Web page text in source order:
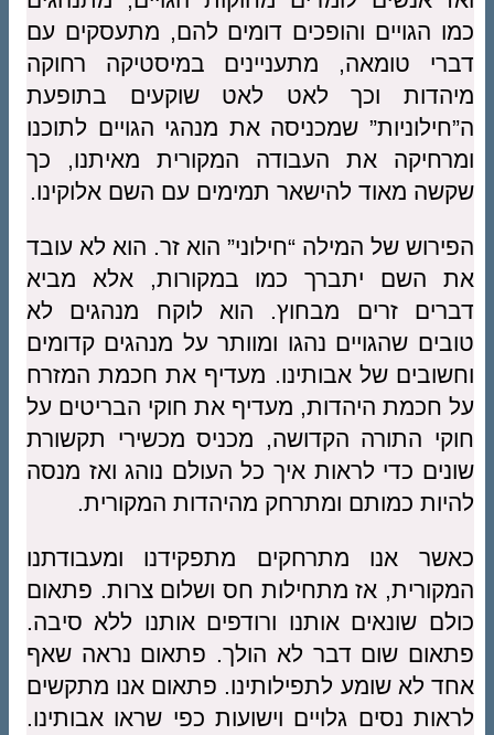
כמו הגויים והופכים דומים להם, מתעסקים עם
דברי טומאה, מתעניינים במיסטיקה רחוקה
מיהדות וכך לאט לאט שוקעים בתופעת
ה”חילוניות” שמכניסה את מנהגי הגויים לתוכנו
ומרחיקה את העבודה המקורית מאיתנו, כך
שקשה מאוד להישאר תמימים עם השם אלוקינו.
הפירוש של המילה “חילוני” הוא זר. הוא לא עובד
את השם יתברך כמו במקורות, אלא מביא
דברים זרים מבחוץ. הוא לוקח מנהגים לא
טובים שהגויים נהגו ומוותר על מנהגים קדומים
וחשובים של אבותינו. מעדיף את חכמת המזרח
על חכמת היהדות, מעדיף את חוקי הבריטים על
חוקי התורה הקדושה, מכניס מכשירי תקשורת
שונים כדי לראות איך כל העולם נוהג ואז מנסה
להיות כמותם ומתרחק מהיהדות המקורית.
כאשר אנו מתרחקים מתפקידנו ומעבודתנו
המקורית, אז מתחילות חס ושלום צרות. פתאום
כולם שונאים אותנו ורודפים אותנו ללא סיבה.
פתאום שום דבר לא הולך. פתאום נראה שאף
אחד לא שומע לתפילותינו. פתאום אנו מתקשים
לראות נסים גלויים וישועות כפי שראו אבותינו.